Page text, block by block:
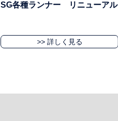
SG各種ランナー リニューアル
>> 詳しく見る